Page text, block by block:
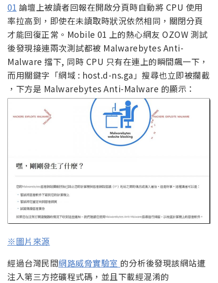
01 論壇上被讀者回報在開啟分頁時自動將 CPU 使用
率拉高到，即使在未讀取時狀況依然相同，關閉分頁
才能回復正常。Mobile 01 上的熱心網友 OZOW 測試
後發現接連兩次測試都被 Malwarebytes Anti-
Malware 擋下, 同時 CPU 只有在連上的瞬間飆一下，
而用關鍵字「網域 : host.d-ns.ga」搜尋也立即被攔截
，下方是 Malwarebytes Anti-Malware 的顯示：
※圖片來源
經過台灣民間網路威脅實驗室 的分析後發現該網站遭
注入第三方挖礦程式碼，並且下載經混淆的